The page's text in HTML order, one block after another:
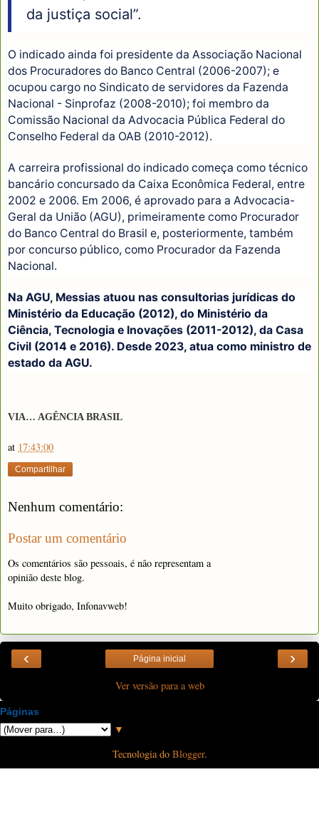
da justiça social”.
O indicado ainda foi presidente da Associação Nacional
dos Procuradores do Banco Central (2006-2007); e
ocupou cargo no Sindicato de servidores da Fazenda
Nacional - Sinprofaz (2008-2010); foi membro da
Comissão Nacional da Advocacia Pública Federal do
Conselho Federal da OAB (2010-2012).
A carreira profissional do indicado começa como técnico
bancário concursado da Caixa Econômica Federal, entre
2002 e 2006. Em 2006, é aprovado para a Advocacia-
Geral da União (AGU), primeiramente como Procurador
do Banco Central do Brasil e, posteriormente, também
por concurso público, como Procurador da Fazenda
Nacional.
Na AGU, Messias atuou nas consultorias jurídicas do
Ministério da Educação (2012), do Ministério da
Ciência, Tecnologia e Inovações (2011-2012), da Casa
Civil (2014 e 2016). Desde 2023, atua como ministro de
estado da AGU.
VIA… AGÊNCIA BRASIL
at 17:43:00
Compartilhar
Nenhum comentário:
Postar um comentário
Os comentários são pessoais, é não representam a
opinião deste blog.
Muito obrigado, Infonavweb!
‹ ›
Página inicial
Ver versão para a web
Páginas
▼
Tecnologia do Blogger.